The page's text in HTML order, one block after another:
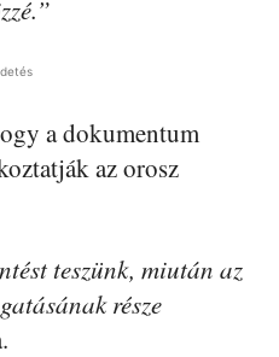
a dokumentum
az orosz
teszünk, miután az
része